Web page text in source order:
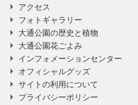
アクセス
フォトギャラリー
大通公園の歴史と植物
大通公園花ごよみ
インフォメーションセンター
オフィシャルグッズ
サイトの利用について
プライバシーポリシー